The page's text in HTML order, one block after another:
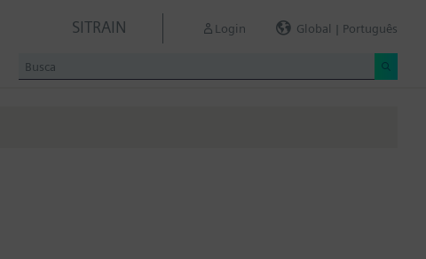
SITRAIN Login Global | Português